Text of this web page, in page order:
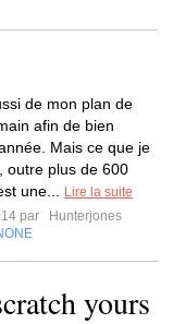
de mon plan de
afin de bien
Mais ce que je
outre plus de 600
une...
Lire la suite
par
Hunterjones
yours